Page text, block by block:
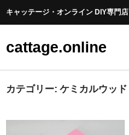
キャッテージ・オンライン DIY専門店
cattage.online
部品・パーツ
カテゴリー: ケミカルウッド